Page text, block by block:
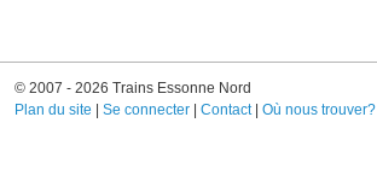
© 2007 - 2026 Trains Essonne Nord
Plan du site |Se connecter |Contact|Où nous trouver?